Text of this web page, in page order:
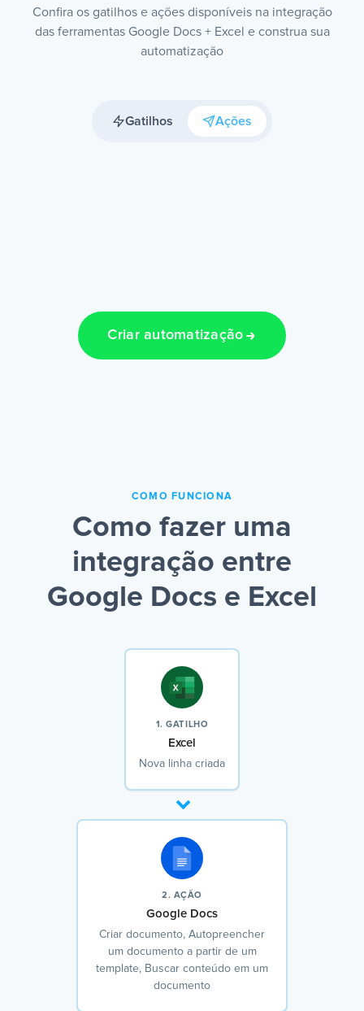
Confira os gatilhos e ações disponíveis na integração
das ferramentas Google Docs + Excel e construa sua
automatização
Gatilhos Ações
Criar automatização
COMO FUNCIONA
Como fazer uma
integração entre
Google Docs e Excel
1. GATILHO
Excel
Nova linha criada
2. AÇÃO
Google Docs
Criar documento, Autopreencher
um documento a partir de um
template, Buscar conteúdo em um
documento